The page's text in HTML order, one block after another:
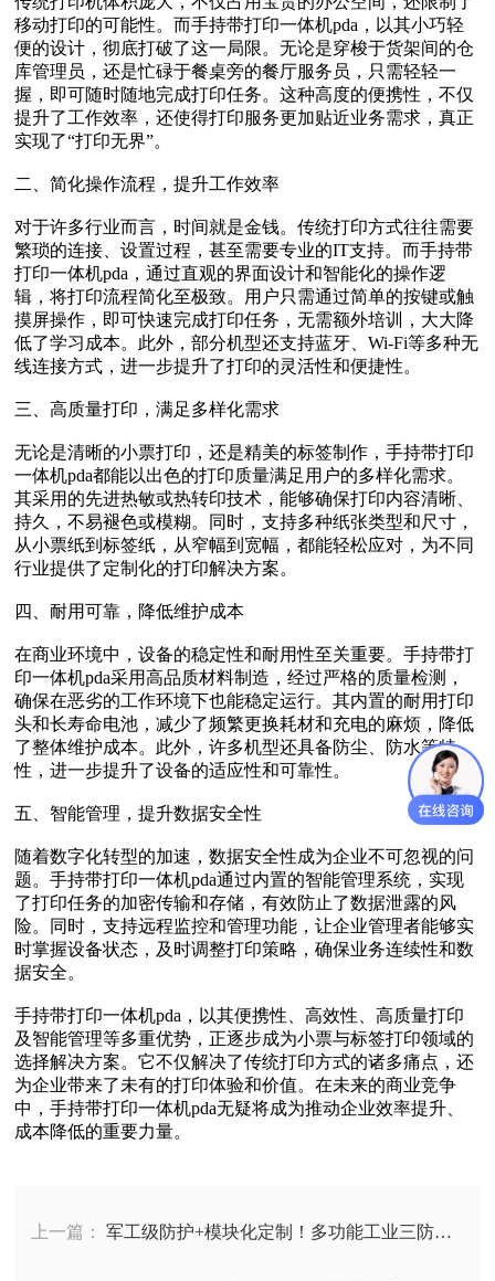
移动打印的可能性。而手持带打印一体机pda，以其小巧轻
便的设计，彻底打破了这一局限。无论是穿梭于货架间的仓
库管理员，还是忙碌于餐桌旁的餐厅服务员，只需轻轻一
握，即可随时随地完成打印任务。这种高度的便携性，不仅
提升了工作效率，还使得打印服务更加贴近业务需求，真正
实现了“打印无界”。
二、简化操作流程，提升工作效率
对于许多行业而言，时间就是金钱。传统打印方式往往需要
繁琐的连接、设置过程，甚至需要专业的IT支持。而手持带
打印一体机pda，通过直观的界面设计和智能化的操作逻
辑，将打印流程简化至极致。用户只需通过简单的按键或触
摸屏操作，即可快速完成打印任务，无需额外培训，大大降
低了学习成本。此外，部分机型还支持蓝牙、Wi-Fi等多种无
线连接方式，进一步提升了打印的灵活性和便捷性。
三、高质量打印，满足多样化需求
无论是清晰的小票打印，还是精美的标签制作，手持带打印
一体机pda都能以出色的打印质量满足用户的多样化需求。
其采用的先进热敏或热转印技术，能够确保打印内容清晰、
持久，不易褪色或模糊。同时，支持多种纸张类型和尺寸，
从小票纸到标签纸，从窄幅到宽幅，都能轻松应对，为不同
行业提供了定制化的打印解决方案。
四、耐用可靠，降低维护成本
在商业环境中，设备的稳定性和耐用性至关重要。手持带打
印一体机pda采用高品质材料制造，经过严格的质量检测，
确保在恶劣的工作环境下也能稳定运行。其内置的耐用打印
头和长寿命电池，减少了频繁更换耗材和充电的麻烦，降低
了整体维护成本。此外，许多机型还具备防尘、防水等特
性，进一步提升了设备的适应性和可靠性。
五、智能管理，提升数据安全性
随着数字化转型的加速，数据安全性成为企业不可忽视的问
题。手持带打印一体机pda通过内置的智能管理系统，实现
了打印任务的加密传输和存储，有效防止了数据泄露的风
险。同时，支持远程监控和管理功能，让企业管理者能够实
时掌握设备状态，及时调整打印策略，确保业务连续性和数
据安全。
手持带打印一体机pda，以其便携性、高效性、高质量打印
及智能管理等多重优势，正逐步成为小票与标签打印领域的
选择解决方案。它不仅解决了传统打印方式的诸多痛点，还
为企业带来了未有的打印体验和价值。在未来的商业竞争
中，手持带打印一体机pda无疑将成为推动企业效率提升、
成本降低的重要力量。
上一篇：军工级防护+模块化定制！多功能工业三防平